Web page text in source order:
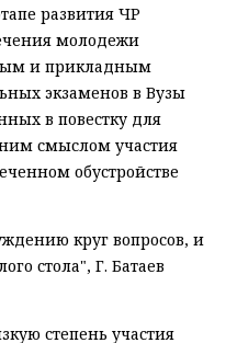
развития ЧР
молодежи
и прикладным
экзаменов в Вузы
в повестку для
смыслом участия
обустройстве
круг вопросов, и
стола", Г. Батаев
степень участия